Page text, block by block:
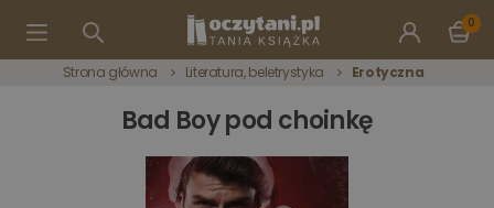
0
Strona główna Literatura, beletrystyka Erotyczna
Bad Boy pod choinkę